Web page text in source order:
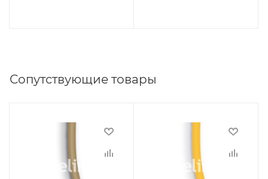
Сопутствующие товары